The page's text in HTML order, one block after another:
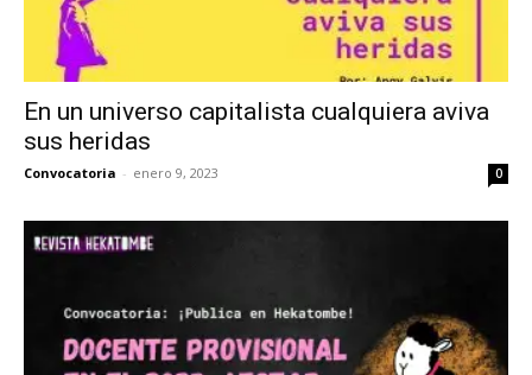
En un universo capitalista cualquiera aviva
sus heridas
Convocatoria - enero 9, 2023 0